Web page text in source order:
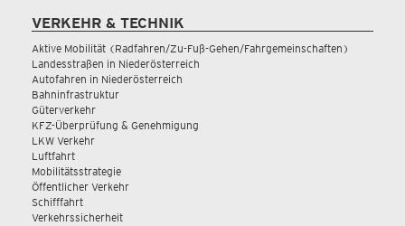
VERKEHR & TECHNIK
Aktive Mobilität (Radfahren/Zu-Fuß-Gehen/Fahrgemeinschaften)
Landesstraßen in Niederösterreich
Autofahren in Niederösterreich
Bahninfrastruktur
Güterverkehr
KFZ-Überprüfung & Genehmigung
LKW Verkehr
Luftfahrt
Mobilitätsstrategie
Öffentlicher Verkehr
Schifffahrt
Verkehrssicherheit